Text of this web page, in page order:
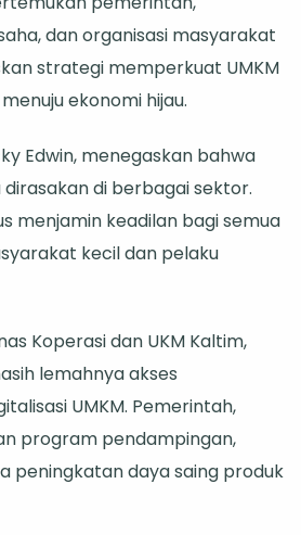
dan organisasi masyarakat
strategi memperkuat UMKM
ekonomi hijau.
Edwin, menegaskan bahwa
dirasakan di berbagai sektor.
menjamin keadilan bagi semua
kecil dan pelaku
Koperasi dan UKM Kaltim,
lemahnya akses
UMKM. Pemerintah,
program pendampingan,
peningkatan daya saing produk